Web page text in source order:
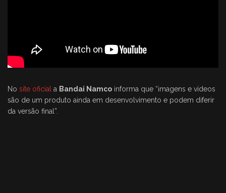
No site oficial a Bandai Namco informa que “imagens e vídeos
são de um produto ainda em desenvolvimento e podem diferir
da versão final”.